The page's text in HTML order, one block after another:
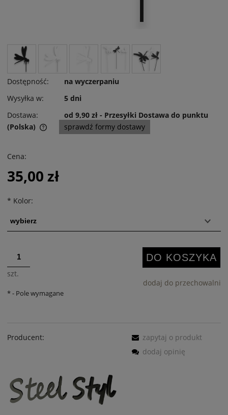
Dostępność:
na wyczerpaniu
Wysyłka w:
5 dni
Dostawa:
od 9,90 zł - Przesyłki Dostawa do punktu
(Polska)
Cena nie zawiera ewentualnych kosztów płatności
sprawdź formy dostawy
Cena:
35,00 zł
* Kolor:
szt.
DO KOSZYKA
dodaj do przechowalni
*- Pole wymagane
Producent:
zapytaj o produkt
dodaj opinię